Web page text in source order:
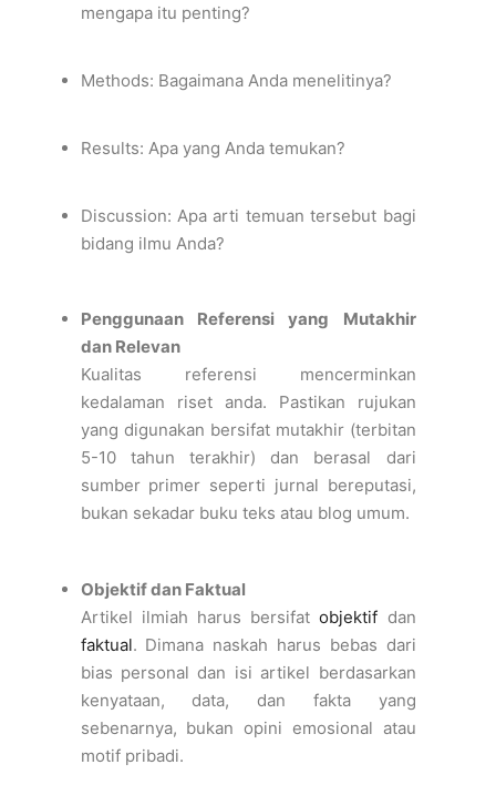
mengapa itu penting?
Methods: Bagaimana Anda menelitinya?
Results: Apa yang Anda temukan?
Discussion: Apa arti temuan tersebut bagi
bidang ilmu Anda?
Penggunaan Referensi yang Mutakhir
dan Relevan
Kualitas referensi mencerminkan
kedalaman riset anda. Pastikan rujukan
yang digunakan bersifat mutakhir (terbitan
5-10 tahun terakhir) dan berasal dari
sumber primer seperti jurnal bereputasi,
bukan sekadar buku teks atau blog umum.
Objektif dan Faktual
Artikel ilmiah harus bersifatobjektif dan
faktual. Dimana naskah harus bebas dari
bias personal dan isi artikel berdasarkan
kenyataan, data, dan fakta yang
sebenarnya, bukan opini emosional atau
motif pribadi.